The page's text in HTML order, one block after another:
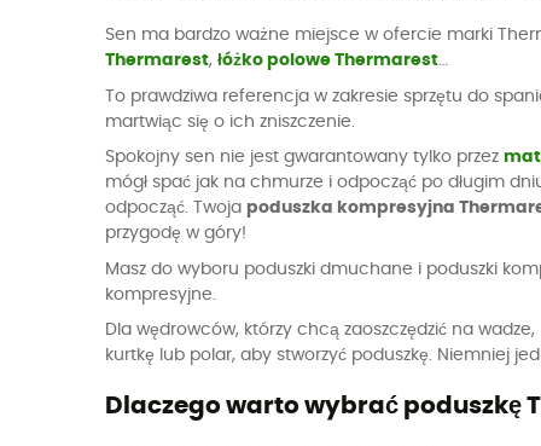
Sen ma bardzo ważne miejsce w ofercie marki
Thermarest, łóżko polowe Thermarest…
To prawdziwa referencja w zakresie sprzętu do
martwiąc się o ich zniszczenie.
Spokojny sen nie jest gwarantowany tylko przez
mógł spać jak na chmurze i odpocząć po długim
odpocząć. Twoja poduszka kompresyjna
przygodę w góry!
Masz do wyboru poduszki dmuchane i poduszki
kompresyjne.
Dla wędrowców, którzy chcą zaoszczędzić na
kurtkę lub polar, aby stworzyć poduszkę. Niemniej
Dlaczego warto wybrać poduszkę